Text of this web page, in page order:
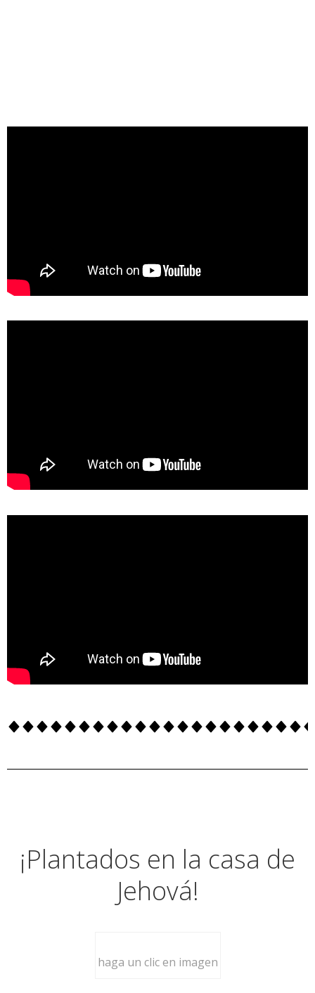
¡Plantados en la casa de
Jehová!
haga un clic en imagen